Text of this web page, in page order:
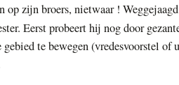
op zijn broers, nietwaar !
Eerst probeert hij nog door
gebied te bewegen (vredesvoorstel